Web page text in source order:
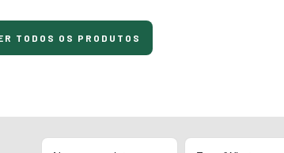
TODOS OS PRODUTOS